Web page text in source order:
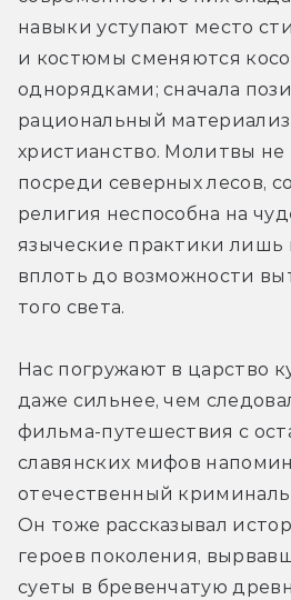
навыки уступают место
и костюмы сменяются
однорядками; сначала
рациональный
христианство. Молитвы не
посреди северных лесов,
религия неспособна на
языческие практики лишь
вплоть до возможности
того света.
Нас погружают в царство
даже сильнее, чем
фильма-путешествия с
славянских мифов
отечественный
Он тоже рассказывал
героев поколения,
суеты в бревенчатую